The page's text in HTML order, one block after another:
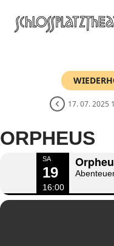
Inhalt
17. 07. 2025
ORPHEUS
SA
19
16:00